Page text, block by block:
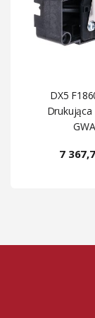
DX5
Drukująca
7